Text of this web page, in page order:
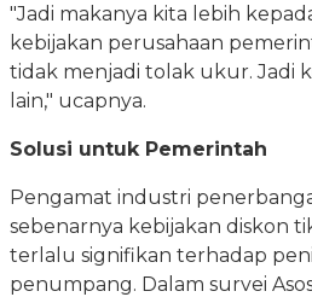
"Jadi makanya kita lebih
kebijakan perusahaan
tidak menjadi tolak ukur. Jadi
lain," ucapnya.
Solusi untuk Pemerintah
Pengamat industri
sebenarnya kebijakan diskon
terlalu signifikan terhadap
penumpang. Dalam survei